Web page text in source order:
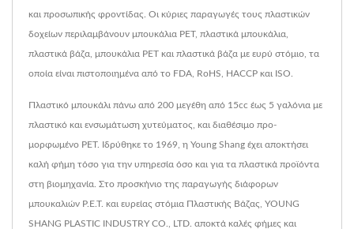
και προσωπικής φροντίδας. Οι κύριες παραγωγές τους πλαστικών
δοχείων περιλαμβάνουν μπουκάλια PET, πλαστικά μπουκάλια,
πλαστικά βάζα, μπουκάλια PET και πλαστικά βάζα με ευρύ στόμιο, τα
οποία είναι πιστοποιημένα από το FDA, RoHS, HACCP και ISO.
Πλαστικό μπουκάλι πάνω από 200 μεγέθη από 15cc έως 5 γαλόνια με
πλαστικό και ενσωμάτωση χυτεύματος, και διαθέσιμο προ-
μορφωμένο PET. Ιδρύθηκε το 1969, η Young Shang έχει αποκτήσει
καλή φήμη τόσο για την υπηρεσία όσο και για τα πλαστικά προϊόντα
στη βιομηχανία. Στο προσκήνιο της παραγωγής διάφορων
μπουκαλιών P.E.T. και ευρείας στόμια Πλαστικής Βάζας, YOUNG
SHANG PLASTIC INDUSTRY CO., LTD. αποκτά καλές φήμες και